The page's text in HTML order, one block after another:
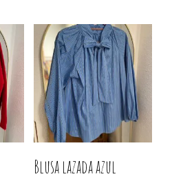
Blusa lazada azul